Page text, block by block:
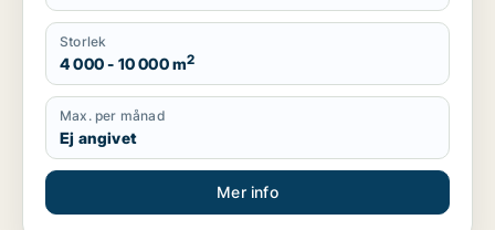
Storlek
4 000 - 10 000 m2
Max. per månad
Ej angivet
Mer info